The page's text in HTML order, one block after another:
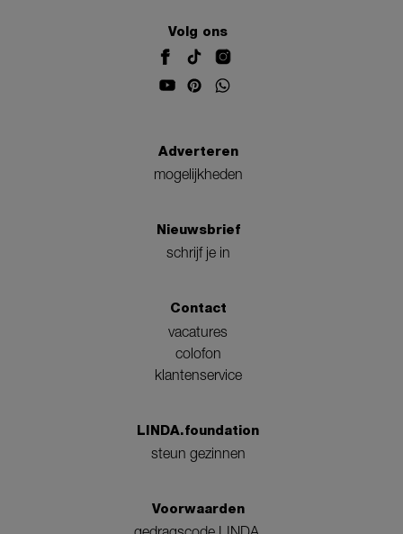
Volg ons
Adverteren
mogelijkheden
Nieuwsbrief
schrijf je in
Contact
vacatures
colofon
klantenservice
LINDA.foundation
steun gezinnen
Voorwaarden